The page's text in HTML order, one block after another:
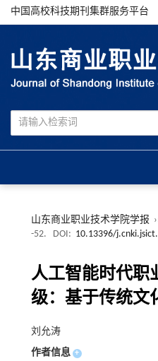
中国高校科技期刊集群服务平台
山东商业职业技术学院学报
-52.
DOI: 10.13396/
人工智能时代职
级：基于传统文
刘允涛
作者信息 +